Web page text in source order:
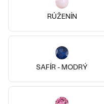
RŮŽENÍN
SAFÍR - MODRÝ
14k